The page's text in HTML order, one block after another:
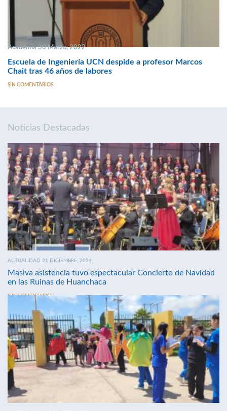
Academia 30 Marzo, 2022
Escuela de Ingeniería UCN despide a profesor Marcos
Chait tras 46 años de labores
SIN COMENTARIOS
Noticias Destacadas
ACTUALIDAD 21 DICIEMBRE, 2024
Masiva asistencia tuvo espectacular Concierto de Navidad
en las Ruinas de Huanchaca
SIN COMENTARIOS